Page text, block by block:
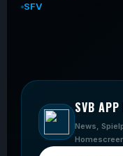
SFV
SVB
News,